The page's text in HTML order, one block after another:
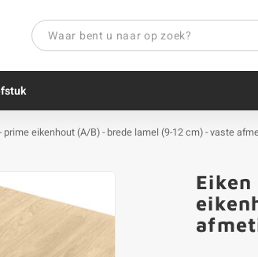
eikenhout (A/B) - brede lamel (9-12 cm) - vaste